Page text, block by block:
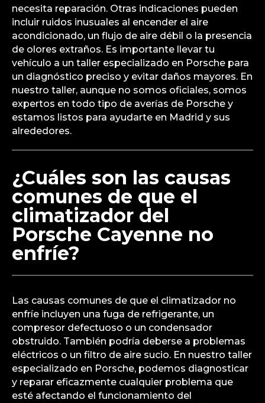
Diesel necesita
reparación?
Si el climatizador de tu Porsche Cayenne 3.0
Diesel no enfría, podría ser una señal de que
necesita reparación. Otras indicaciones pueden
incluir ruidos inusuales al encender el aire
acondicionado, un flujo de aire débil o la presencia
de olores extraños. Es importante llevar tu
un diagnóstico preciso y evitar daños mayores. En
nuestro taller, aunque no somos oficiales, somos
expertos en todo tipo de averías de Porsche y
estamos listos para ayudarte en Madrid y sus
alrededores.
¿Cuáles son las causas
comunes de que el
climatizador del
Porsche Cayenne no
enfríe?